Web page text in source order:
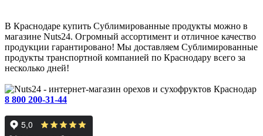
В Краснодаре купить Сублимированные продукты можно в
магазине Nuts24. Огромный ассортимент и отличное качество
продукции гарантировано! Мы доставляем Сублимированные
продукты транспортной компанией по Краснодару всего за
несколько дней!
Краснодар
8 800 200-31-44